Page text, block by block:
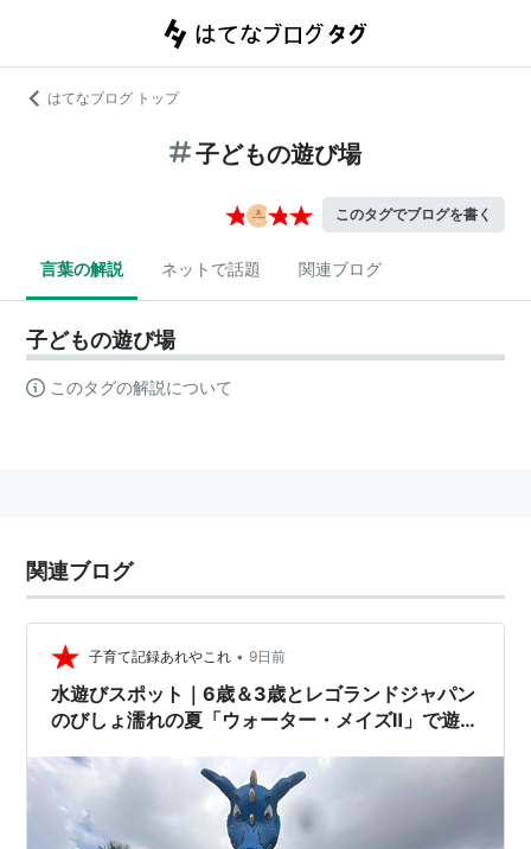
はてなブログ トップ
子どもの遊び場
このタグでブログを書く
言葉の解説 ネットで話題 関連ブログ
子どもの遊び場
このタグの解説について
関連ブログ
子育て記録あれやこれ • 9日前
水遊びスポット｜6歳＆3歳とレゴランドジャパン
のびしょ濡れの夏「ウォーター・メイズⅡ」で遊ん